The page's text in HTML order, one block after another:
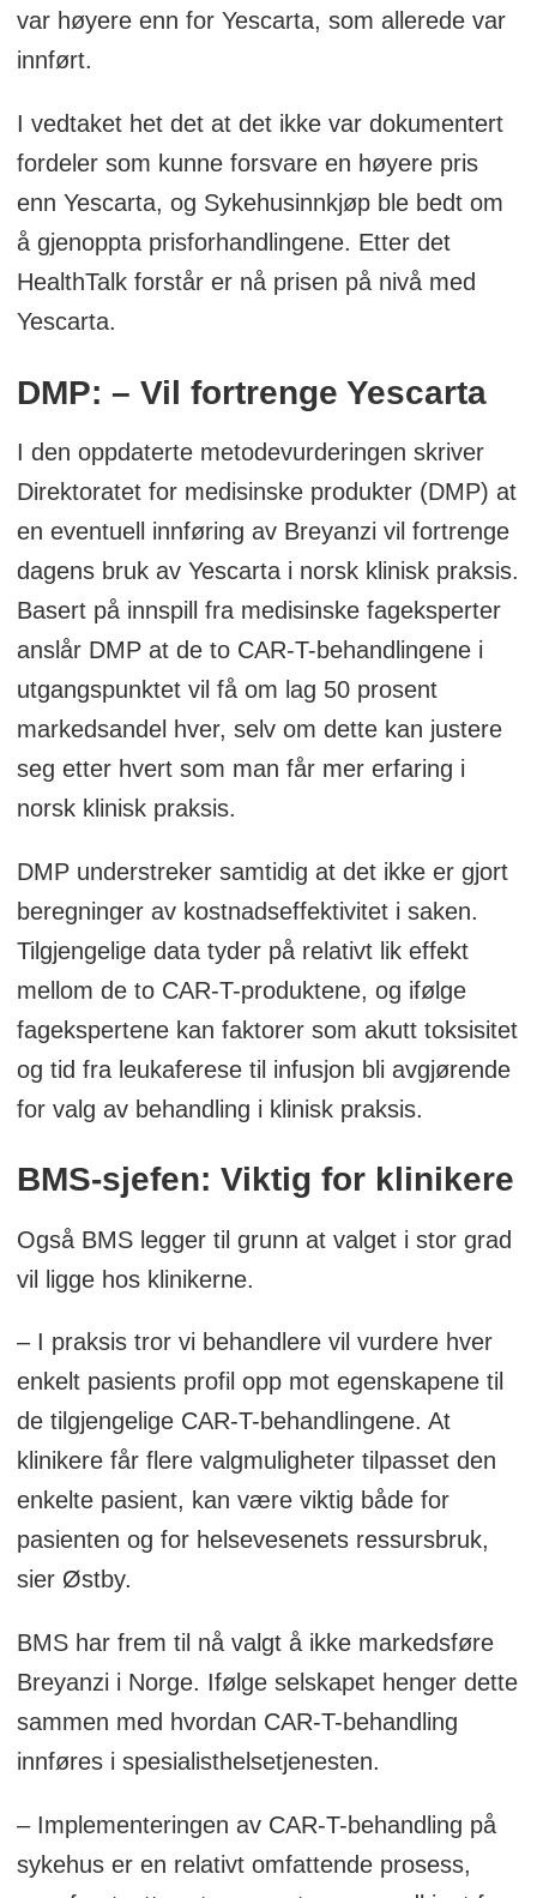
aggressive former for blodkreft, særlig
B-cellelymfomer.
T-cellene programmeres til å gjenkjenne
et bestemt mål på kreftcellene, ofte
CD19, som finnes på B-celler.
CAR-T-behandling gis som
engangsinfusjon, men krever
på sykehus.
Behandlingen kan gi alvorlige
bivirkninger, blant annet
cytokinfrigjøringssyndrom (CRS) og
nevrologiske reaksjoner, og tilbys derfor
kun ved spesialiserte sentre.
var høyere enn for Yescarta, som allerede var
innført.
I vedtaket het det at det ikke var dokumentert
fordeler som kunne forsvare en høyere pris
enn Yescarta, og Sykehusinnkjøp ble bedt om
å gjenoppta prisforhandlingene. Etter det
HealthTalk forstår er nå prisen på nivå med
Yescarta.
DMP: – Vil fortrenge Yescarta
I den oppdaterte metodevurderingen skriver
Direktoratet for medisinske produkter (DMP) at
en eventuell innføring av Breyanzi vil fortrenge
dagens bruk av Yescarta i norsk klinisk praksis.
Basert på innspill fra medisinske fageksperter
anslår DMP at de to CAR-T-behandlingene i
utgangspunktet vil få om lag 50 prosent
markedsandel hver, selv om dette kan justere
seg etter hvert som man får mer erfaring i
norsk klinisk praksis.
DMP understreker samtidig at det ikke er gjort
beregninger av kostnadseffektivitet i saken.
Tilgjengelige data tyder på relativt lik effekt
mellom de to CAR-T-produktene, og ifølge
fagekspertene kan faktorer som akutt toksisitet
og tid fra leukaferese til infusjon bli avgjørende
for valg av behandling i klinisk praksis.
BMS-sjefen: Viktig for klinikere
Også BMS legger til grunn at valget i stor grad
vil ligge hos klinikerne.
– I praksis tror vi behandlere vil vurdere hver
enkelt pasients profil opp mot egenskapene til
de tilgjengelige CAR-T-behandlingene. At
klinikere får flere valgmuligheter tilpasset den
enkelte pasient, kan være viktig både for
pasienten og for helsevesenets ressursbruk,
sier Østby.
BMS har frem til nå valgt å ikke markedsføre
Breyanzi i Norge. Ifølge selskapet henger dette
sammen med hvordan CAR-T-behandling
innføres i spesialisthelsetjenesten.
– Implementeringen av CAR-T-behandling på
sykehus er en relativt omfattende prosess,